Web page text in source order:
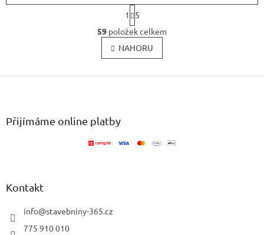
O
v
l
á
S
t
r
á
n
k
v
1
5
59 položek celkem
NAHORU
Z
Přijímáme online platby
Kontakt
info@stavebniny-365.cz
775 910 010